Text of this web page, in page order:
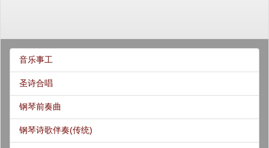
音乐事工
圣诗合唱
钢琴前奏曲
钢琴诗歌伴奏(传统)